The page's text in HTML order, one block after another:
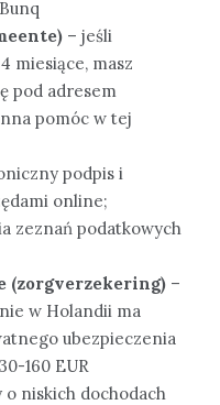
– jeśli
miesiące, masz
pod adresem
pomóc w tej
podpis i
online;
zeznań podatkowych
(zorgverzekering) –
w Holandii ma
ubezpieczenia
160 EUR
niskich dochodach